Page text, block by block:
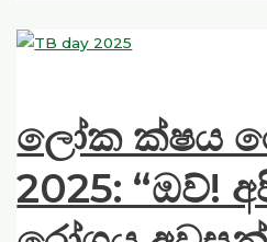
ලෝක ක්ෂය
2025: “ඔව්!